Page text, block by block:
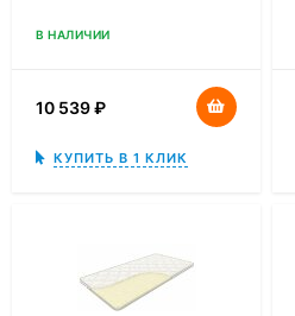
В НАЛИЧИИ
10 539₽
КУПИТЬ В 1 КЛИК